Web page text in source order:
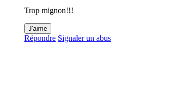
Trop mignon!!!
J'aime
Répondre Signaler un abus